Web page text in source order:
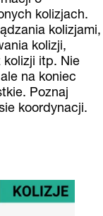
kolizjach.
kolizjami,
kolizji,
itp. Nie
na koniec
Poznaj
koordynacji.